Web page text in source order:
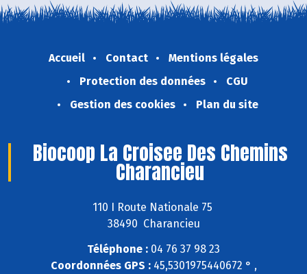
Accueil Contact
Mentions légales
Protection des données
CGU
Gestion des cookies
Plan du site
Biocoop La Croisee Des Chemins
Charancieu
110 I Route Nationale 75
38490 Charancieu
Téléphone : 04 76 37 98 23
Coordonnées GPS :45,5301975440672 ° ,